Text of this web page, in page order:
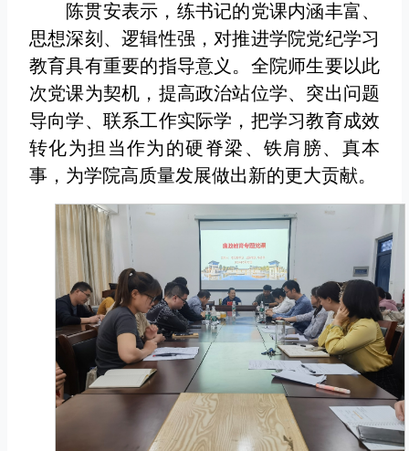
陈贯安表示，练书记的党课内涵丰富、
思想深刻、逻辑性强，对推进学院党纪学习
教育具有重要的指导意义。全院师生要以此
次党课为契机，提高政治站位学、突出问题
导向学、联系工作实际学，把学习教育成效
转化为担当作为的硬脊梁、铁肩膀、真本
事，为学院高质量发展做出新的更大贡献。